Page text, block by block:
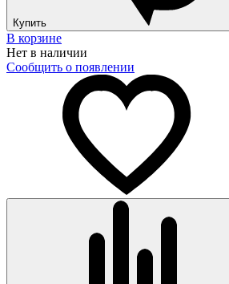
Купить
В корзине
Нет в наличии
Сообщить о появлении